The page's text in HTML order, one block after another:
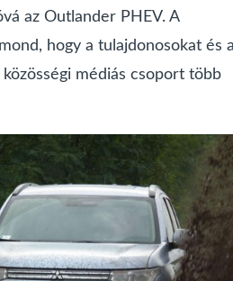
az Outlander PHEV. A
hogy a tulajdonosokat és
médiás csoport több